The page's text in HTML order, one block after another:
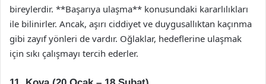
bireylerdir. **Başarıya ulaşma** konusundaki kararlılıkları
ile bilinirler. Ancak, aşırı ciddiyet ve duygusallıktan kaçınma
gibi zayıf yönleri de vardır. Oğlaklar, hedeflerine ulaşmak
için sıkı çalışmayı tercih ederler.